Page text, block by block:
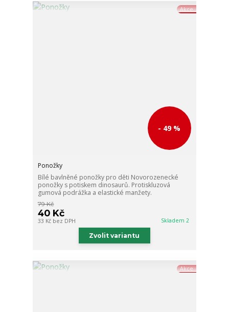
Akce
- 49 %
Ponožky
Bílé bavlněné ponožky pro děti Novorozenecké
ponožky s potiskem dinosaurů. Protiskluzová
gumová podrážka a elastické manžety.
79 Kč
40 Kč
33 Kč bez DPH Skladem 2
Zvolit variantu
Akce